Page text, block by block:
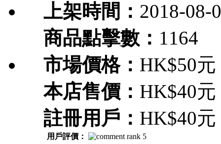
上架時間： 2018-08-
商品點擊數： 1164
市場價格： HK$50元
本店售價： HK$40元
註冊用戶： HK$40元
用戶評價：